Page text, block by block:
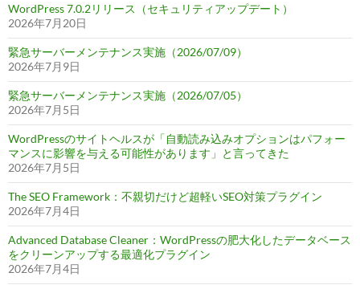
WordPress 7.0.2リリース（セキュリティアップデート）
2026年7月20日
緊急サーバーメンテナンス実施（2026/07/09）
2026年7月9日
緊急サーバーメンテナンス実施（2026/07/05）
2026年7月5日
WordPressのサイトヘルスが「自動読み込みオプションはパフォー
マンスに影響を与える可能性があります」と言ってきた
2026年7月5日
The SEO Framework：不親切だけど超軽いSEO対策プラグイン
2026年7月4日
Advanced Database Cleaner：WordPressの肥大化したデータベース
をクリーンアップする最適化プラグイン
2026年7月4日